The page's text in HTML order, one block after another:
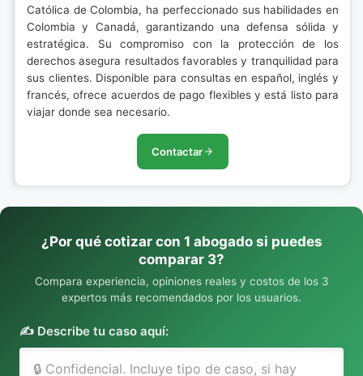
Católica de Colombia, ha perfeccionado sus habilidades en
Colombia y Canadá, garantizando una defensa sólida y
estratégica. Su compromiso con la protección de los
derechos asegura resultados favorables y tranquilidad para
sus clientes. Disponible para consultas en español, inglés y
francés, ofrece acuerdos de pago flexibles y está listo para
viajar donde sea necesario.
Contactar
¿Por qué cotizar con 1 abogado si puedes
comparar 3?
Compara experiencia, opiniones reales y costos de los 3
expertos más recomendados por los usuarios.
✍️ Describe tu caso aquí: